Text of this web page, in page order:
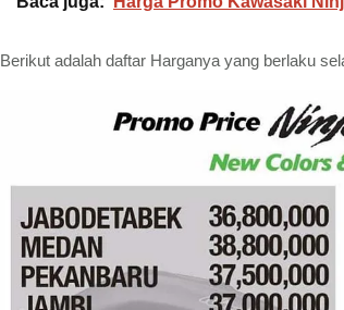
Berikut adalah daftar Harganya yang berlaku